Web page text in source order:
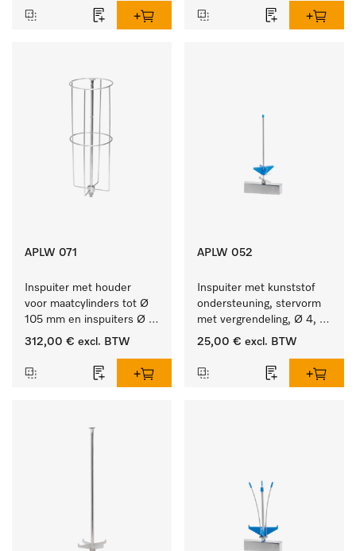
APLW 071
Inspuiter met houder
voor maatcylinders tot Ø
105 mm en inspuiters Ø
8, lengte 320 mm.
312,00 € excl. BTW
APLW 052
Inspuiter met kunststof
ondersteuning, stervorm
met vergrendeling, Ø 4,
lengte 175 mm.
25,00 € excl. BTW